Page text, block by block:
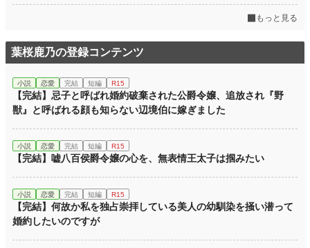
もっと見る
葉桜鹿乃の登録コンテンツ
小説 恋愛 完結 短編 R15
【完結】忌子と呼ばれ婚約破棄された公爵令嬢、追放され『野
獣』と呼ばれる顔も知らない辺境伯に嫁ぎました
小説 恋愛 完結 短編 R15
【完結】嘘八百侯爵令嬢の心を、無表情王太子は掴みたい
小説 恋愛 完結 短編 R15
【完結】何故か私を独占崇拝している美人の幼馴染を掻い潜って
婚約したいのですが